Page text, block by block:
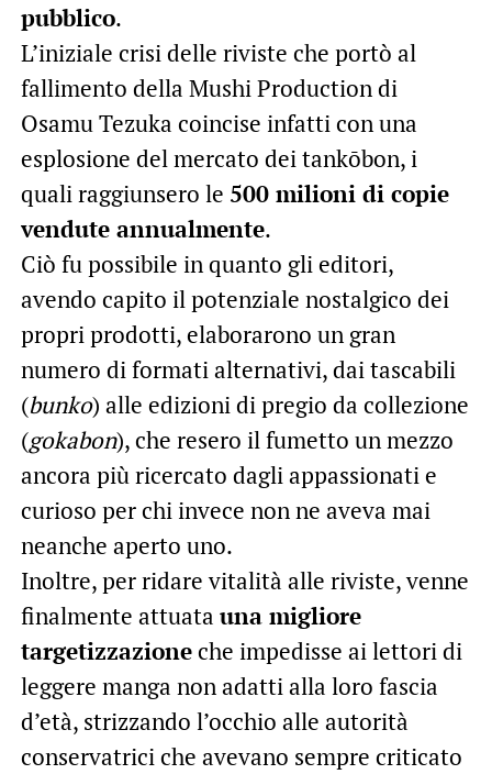
pubblico.
L’iniziale crisi delle riviste che portò al
fallimento della Mushi Production di
Osamu Tezuka coincise infatti con una
esplosione del mercato dei tankōbon, i
quali raggiunsero le 500 milioni di copie
vendute annualmente.
Ciò fu possibile in quanto gli editori,
avendo capito il potenziale nostalgico dei
propri prodotti, elaborarono un gran
numero di formati alternativi, dai tascabili
(bunko) alle edizioni di pregio da collezione
(gokabon), che resero il fumetto un mezzo
ancora più ricercato dagli appassionati e
curioso per chi invece non ne aveva mai
neanche aperto uno.
Inoltre, per ridare vitalità alle riviste, venne
finalmente attuata una migliore
targetizzazioneche impedisse ai lettori di
leggere manga non adatti alla loro fascia
d’età, strizzando l’occhio alle autorità
conservatrici che avevano sempre criticato